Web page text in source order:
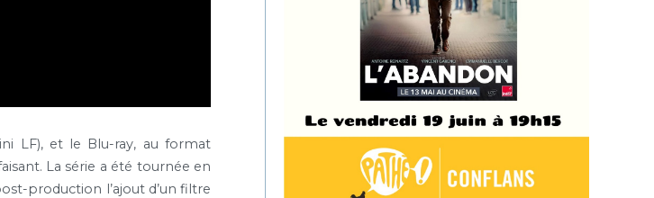
LF), et le Blu-ray, au format
La série a été tournée en
production l’ajout d’un filtre